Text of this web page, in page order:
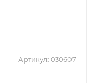
Артикул: 030607